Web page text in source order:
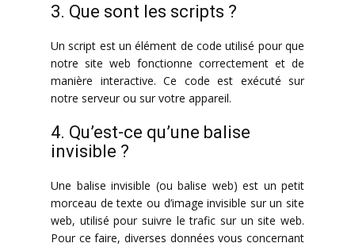
3. Que sont les scripts ?
Un script est un élément de code utilisé pour que
notre site web fonctionne correctement et de
manière interactive. Ce code est exécuté sur
notre serveur ou sur votre appareil.
4. Qu’est-ce qu’une balise
invisible ?
Une balise invisible (ou balise web) est un petit
morceau de texte ou d’image invisible sur un site
web, utilisé pour suivre le trafic sur un site web.
Pour ce faire, diverses données vous concernant